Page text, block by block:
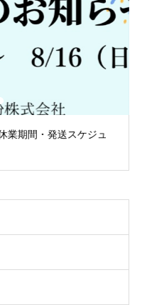
業期間・発送スケジュ